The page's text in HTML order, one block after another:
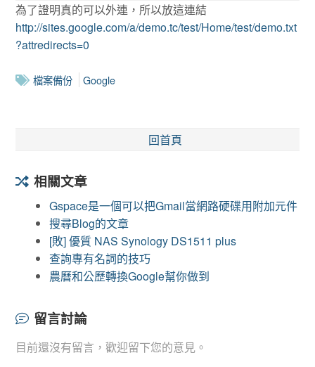
為了證明真的可以外連，所以放這連結
http://sites.google.com/a/demo.tc/test/Home/test/demo.txt
?attredirects=0
檔案備份 Google
回首頁
相關文章
Gspace是一個可以把Gmail當網路硬碟用附加元件
搜尋Blog的文章
[敗] 優質 NAS Synology DS1511 plus
查詢專有名詞的技巧
農曆和公歷轉換Google幫你做到
留言討論
目前還沒有留言，歡迎留下您的意見。